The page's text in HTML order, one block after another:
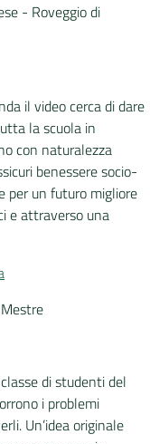
- Roveggio di
il video cerca di dare
la scuola in
con naturalezza
benessere socio-
per un futuro migliore
e attraverso una
di studenti del
i problemi
Un’idea originale